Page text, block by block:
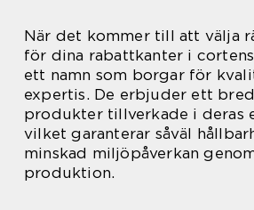
När det kommer till att välja
för dina rabattkanter i
ett namn som borgar för
expertis. De erbjuder ett
produkter tillverkade i deras
vilket garanterar såväl
minskad miljöpåverkan
produktion.